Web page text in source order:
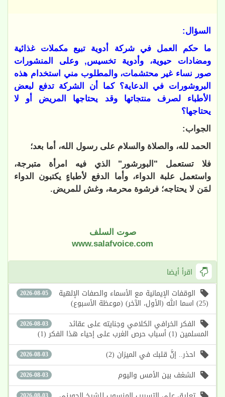
السؤال:
ما حكم العمل في شركة أدوية تبيع مكملات غذائية
ومضادات حيوية، وأدوية تخسيس, وعلى المنشورات
صور نساء غير محتشمات، والمطلوب مني استخدام هذه
البروشورات في الدعاية؟ كما أن الشركة تدفع لبعض
الأطباء لصرف منتجاتها وقد يحتاجها المريض أو لا
يحتاجها؟
الجواب:
الحمد لله، والصلاة والسلام على رسول الله، أما بعد؛
فلا تستعمل "البورشور" الذي فيه امرأة متبرجة،
واستعمل علبة الدواء، وأما الدفع لأطباءٍ يكتبون الدواء
لمَن لا يحتاجه؛ فرشوة محرمة، وغش للمريض.
صوت السلف
www.salafvoice.com
اقرأ أيضا
2026-08-05 الوقفات الإيمانية مع الأسماء والصفات الإلهية
(25) اسما الله (الأول، الآخر) (موعظة الأسبوع)
2026-08-03 الفكر الخرافي الكلامي وجنايته على عقائد
المسلمين (1) أسباب حرص الغرب على إحياء هذا الفكر (1)
2026-08-03 احذر.. إنَّ قلبك في الميزان (2)
2026-08-03 الشغف بين الأمس واليوم